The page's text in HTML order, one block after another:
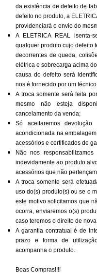
da existência de defeito de
defeito no produto, a
providenciará o envio do
A ELETRICA REAL
qualquer produto cujo defeito
decorrentes de queda,
elétrica e sobrecarga acima
causa do defeito será
nos é fornecido por um
A troca somente será feita
mesmo não esteja
cancelamento da venda;
Só aceitaremos
acondicionada na
acessórios e certificados de
Não nos
indevidamente ao produto
acessórios que não
A troca somente será
uso do(s) produto(s) ou se o
este motivo solicitamos que
ocorra, enviaremos o(s)
caso teremos o direito de
A garantia contratual é de
prazo e forma de
acompanha o produto.
Boas Compras!!!!